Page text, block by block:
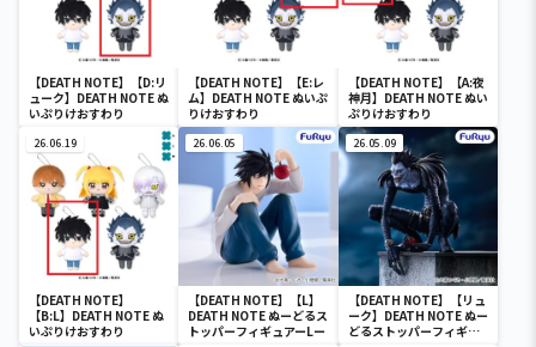
【DEATH NOTE】【D:リ
ューク】DEATH NOTE ぬ
いぷりけおすわり
【DEATH NOTE】【E:レ
ム】DEATH NOTE ぬいぷ
りけおすわり
【DEATH NOTE】【A:夜
神月】DEATH NOTE ぬい
ぷりけおすわり
26.06.19
【DEATH NOTE】
【B:L】DEATH NOTE ぬ
いぷりけおすわり
26.06.05
【DEATH NOTE】【L】
DEATH NOTE ぬーどるス
トッパーフィギュアーLー
26.05.09
【DEATH NOTE】【リュ
ーク】DEATH NOTE ぬー
どるストッパーフィギュ